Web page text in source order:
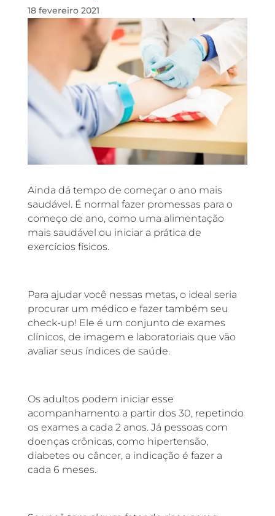
18 fevereiro 2021
Ainda dá tempo de começar o ano mais
saudável. É normal fazer promessas para o
começo de ano, como uma alimentação
mais saudável ou iniciar a prática de
exercícios físicos.
Para ajudar você nessas metas, o ideal seria
procurar um médico e fazer também seu
check-up! Ele é um conjunto de exames
clínicos, de imagem e laboratoriais que vão
avaliar seus índices de saúde.
Os adultos podem iniciar esse
acompanhamento a partir dos 30, repetindo
os exames a cada 2 anos. Já pessoas com
doenças crônicas, como hipertensão,
diabetes ou câncer, a indicação é fazer a
cada 6 meses.